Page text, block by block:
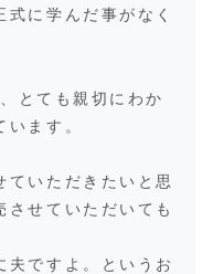
に学んだ事がなく
とても親切にわか
ます。
ていただきたいと思
させていただいても
夫ですよ。というお